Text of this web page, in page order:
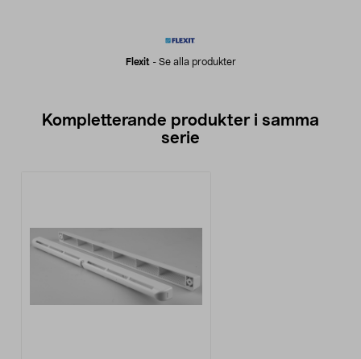
Flexit - Se alla produkter
Kompletterande produkter i samma
serie